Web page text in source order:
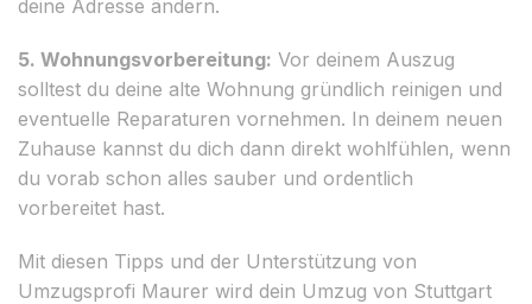
deine Adresse ändern.
5. Wohnungsvorbereitung: Vor deinem Auszug
solltest du deine alte Wohnung gründlich reinigen und
eventuelle Reparaturen vornehmen. In deinem neuen
Zuhause kannst du dich dann direkt wohlfühlen, wenn
du vorab schon alles sauber und ordentlich
vorbereitet hast.
Mit diesen Tipps und der Unterstützung von
Umzugsprofi Maurer wird dein Umzug von Stuttgart